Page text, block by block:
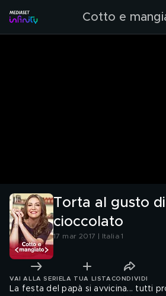
Cotto e
Torta al gusto
cioccolato
17 mar 2017 | Italia 1
VAI ALLA SERIE LA TUA LISTA CONDIVIDI
La festa del papà si avvicina... tutti